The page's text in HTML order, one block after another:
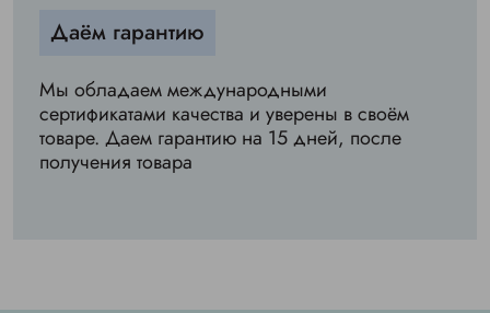
Даём гарантию
Мы обладаем международными
сертификатами качества и уверены в своём
товаре. Даем гарантию на 15 дней, после
получения товара